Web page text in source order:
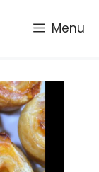
Menu